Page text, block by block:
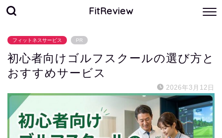
FitReview
フィットネスサービス PR
初心者向けゴルフスクールの選び方と
おすすめサービス
2026年3月12日